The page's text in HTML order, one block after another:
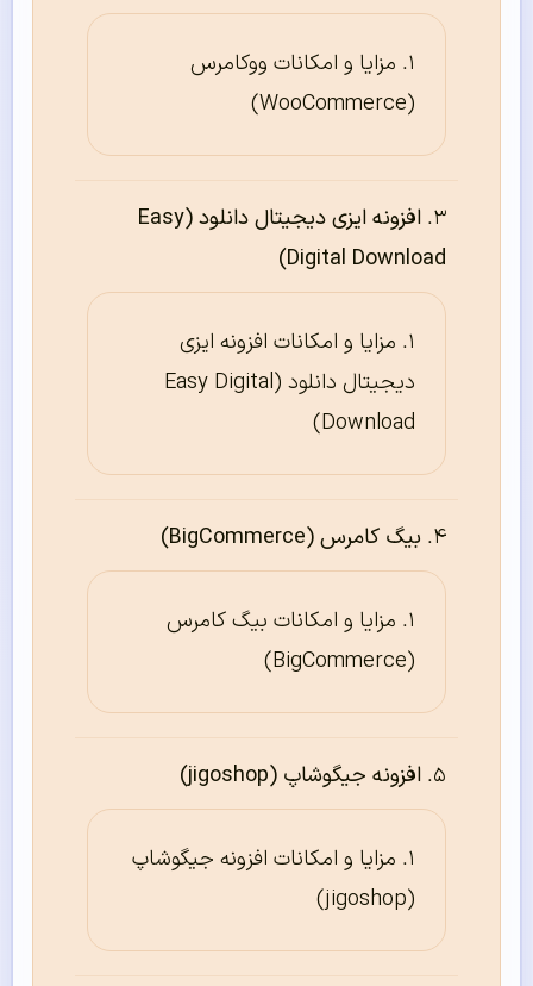
مزایا و امکانات ووکامرس
(WooCommerce)
افزونه ایزی دیجیتال دانلود (Easy
Digital Download)
مزایا و امکانات افزونه ایزی
دیجیتال دانلود (Easy Digital
Download)
بیگ کامرس (BigCommerce)
مزایا و امکانات بیگ کامرس
(BigCommerce)
افزونه جیگوشاپ (jigoshop)
مزایا و امکانات افزونه جیگوشاپ
(jigoshop)